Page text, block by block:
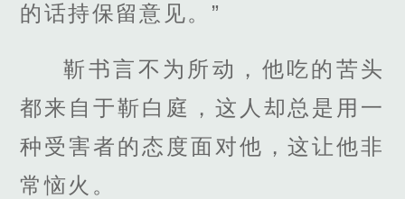
的话持保留意见。”
靳书言不为所动，他吃的苦头
都来自于靳白庭，这人却总是用一
种受害者的态度面对他，这让他非
常恼火。